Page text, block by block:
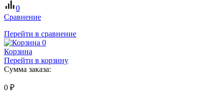
0
Сравнение
Перейти в сравнение
0
Корзина
Перейти в корзину
Сумма заказа:
0 ₽